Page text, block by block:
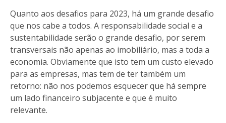
Quanto aos desafios para 2023, há um grande desafio
que nos cabe a todos. A responsabilidade social e a
sustentabilidade serão o grande desafio, por serem
transversais não apenas ao imobiliário, mas a toda a
economia. Obviamente que isto tem um custo elevado
para as empresas, mas tem de ter também um
retorno: não nos podemos esquecer que há sempre
um lado financeiro subjacente e que é muito
relevante.